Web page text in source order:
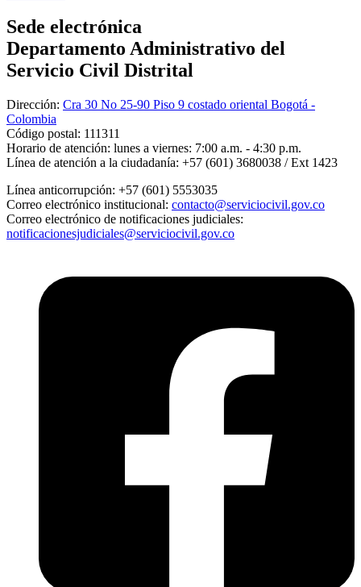
Sede electrónica
Departamento Administrativo del
Servicio Civil Distrital
Dirección: Cra 30 No 25-90 Piso 9 costado oriental Bogotá -
Colombia
Código postal: 111311
Horario de atención: lunes a viernes: 7:00 a.m. - 4:30 p.m.
Línea de atención a la ciudadanía: +57 (601) 3680038 / Ext 1423
Línea anticorrupción: +57 (601) 5553035
Correo electrónico institucional: contacto@serviciocivil.gov.co
Correo electrónico de notificaciones judiciales:
notificacionesjudiciales@serviciocivil.gov.co